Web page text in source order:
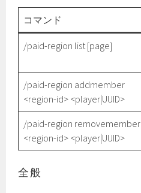
コマンド
/paid-region list [page]
/paid-region addmember
<region-id> <player|UUID>
/paid-region removemember
<region-id> <player|UUID>
全般